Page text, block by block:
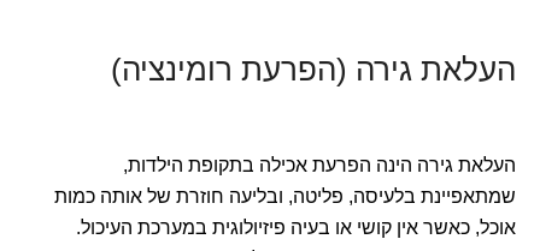
העלאת גירה (הפרעת רומינציה)
העלאת גירה הינה הפרעת אכילה בתקופת הילדות,
שמתאפיינת בלעיסה, פליטה, ובליעה חוזרת של אותה כמות
אוכל, כאשר אין קושי או בעיה פיזיולוגית במערכת העיכול.